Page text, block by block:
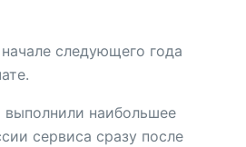
следующего года
наибольшее
сервиса сразу после